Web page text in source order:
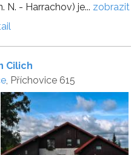
N. - Harrachov) je... zobrazit
Cilich
, Příchovice 615